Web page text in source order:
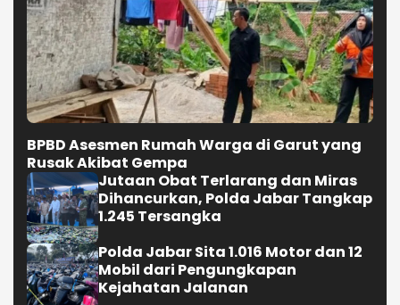
BPBD Asesmen Rumah Warga di Garut yang
Rusak Akibat Gempa
Jutaan Obat Terlarang dan Miras
Dihancurkan, Polda Jabar Tangkap
1.245 Tersangka
Polda Jabar Sita 1.016 Motor dan 12
Mobil dari Pengungkapan
Kejahatan Jalanan